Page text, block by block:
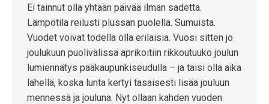
Ei tainnut olla yhtään päivää ilman sadetta.
Lämpötila reilusti plussan puolella. Sumuista.
Vuodet voivat todella olla erilaisia. Vuosi sitten jo
joulukuun puolivälissä aprikoitiin rikkoutuuko joulun
lumiennätys pääkaupunkiseudulla – ja taisi olla aika
lähellä, koska lunta kertyi tasaisesti lisää jouluun
mennessä ja jouluna. Nyt ollaan kahden vuoden